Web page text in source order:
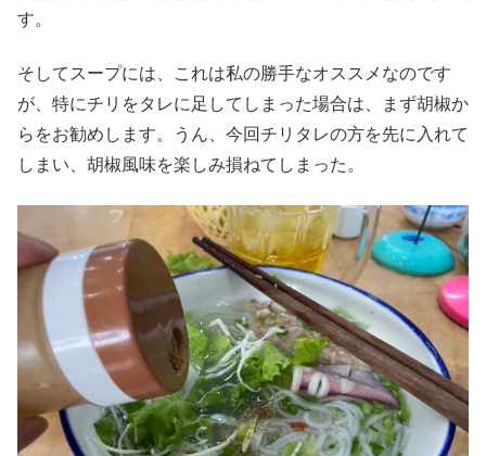
す。
そしてスープには、これは私の勝手なオススメなのです
が、特にチリをタレに足してしまった場合は、まず胡椒か
らをお勧めします。うん、今回チリタレの方を先に入れて
しまい、胡椒風味を楽しみ損ねてしまった。